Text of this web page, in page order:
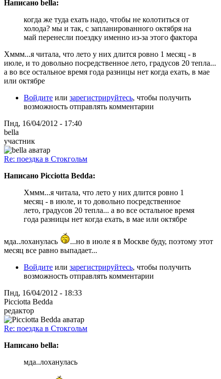
Написано bella:
когда же туда ехать надо, чтобы не колотиться от
холода? мы и так, с запланированного октября на
май перенесли поездку именно из-за этого фактора
Хммм...я читала, что лето у них длится ровно 1 месяц - в
июле, и то довольно посредственное лето, градусов 20 тепла...
а во все остальное время года разницы нет когда ехать, в мае
или октябре
Войдите или зарегистрируйтесь, чтобы получить
возможность отправлять комментарии
Пнд, 16/04/2012 - 17:40
bella
участник
Re: поездка в Стокгольм
Написано Picciotta Bedda:
Хммм...я читала, что лето у них длится ровно 1
месяц - в июле, и то довольно посредственное
лето, градусов 20 тепла... а во все остальное время
года разницы нет когда ехать, в мае или октябре
мда..лоханулась
...но в июле я в Москве буду, поэтому этот
месяц все равно выпадает...
Войдите или зарегистрируйтесь, чтобы получить
возможность отправлять комментарии
Пнд, 16/04/2012 - 18:33
Picciotta Bedda
редактор
Re: поездка в Стокгольм
Написано bella:
мда..лоханулась